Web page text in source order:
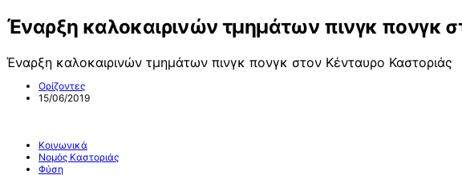
Έναρξη καλοκαιρινών τμημάτων πινγκ πονγκ
Έναρξη καλοκαιρινών τμημάτων πινγκ πονγκ στον Κένταυρο Καστοριάς
Ορίζοντες
15/06/2019
Κοινωνικά
Νομός Καστοριάς
Φύση